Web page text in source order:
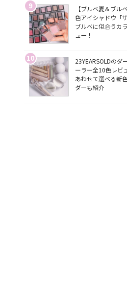
9
【ブルベ夏＆ブル
色アイシャドウ「
ブルベに似合うカ
ュー！
10
23YEARSOLDのダ
ーラー全10色レビ
あわせて選べる新
ダーも紹介